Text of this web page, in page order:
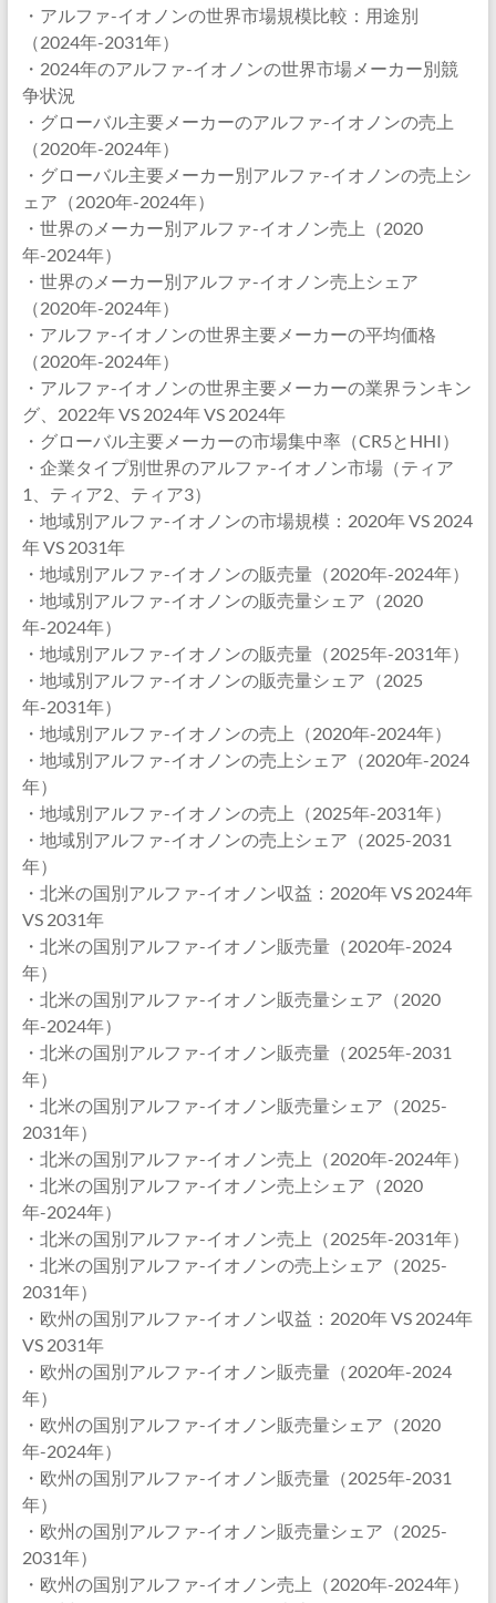
・アルファ-イオノンの世界市場規模比較：用途別
（2024年-2031年）
・2024年のアルファ-イオノンの世界市場メーカー別競
争状況
・グローバル主要メーカーのアルファ-イオノンの売上
（2020年-2024年）
・グローバル主要メーカー別アルファ-イオノンの売上シ
ェア（2020年-2024年）
・世界のメーカー別アルファ-イオノン売上（2020
年-2024年）
・世界のメーカー別アルファ-イオノン売上シェア
（2020年-2024年）
・アルファ-イオノンの世界主要メーカーの平均価格
（2020年-2024年）
・アルファ-イオノンの世界主要メーカーの業界ランキン
グ、2022年 VS 2024年 VS 2024年
・グローバル主要メーカーの市場集中率（CR5とHHI）
・企業タイプ別世界のアルファ-イオノン市場（ティア
1、ティア2、ティア3）
・地域別アルファ-イオノンの市場規模：2020年 VS 2024
年 VS 2031年
・地域別アルファ-イオノンの販売量（2020年-2024年）
・地域別アルファ-イオノンの販売量シェア（2020
年-2024年）
・地域別アルファ-イオノンの販売量（2025年-2031年）
・地域別アルファ-イオノンの販売量シェア（2025
年-2031年）
・地域別アルファ-イオノンの売上（2020年-2024年）
・地域別アルファ-イオノンの売上シェア（2020年-2024
年）
・地域別アルファ-イオノンの売上（2025年-2031年）
・地域別アルファ-イオノンの売上シェア（2025-2031
年）
・北米の国別アルファ-イオノン収益：2020年 VS 2024年
VS 2031年
・北米の国別アルファ-イオノン販売量（2020年-2024
年）
・北米の国別アルファ-イオノン販売量シェア（2020
年-2024年）
・北米の国別アルファ-イオノン販売量（2025年-2031
年）
・北米の国別アルファ-イオノン販売量シェア（2025-
2031年）
・北米の国別アルファ-イオノン売上（2020年-2024年）
・北米の国別アルファ-イオノン売上シェア（2020
年-2024年）
・北米の国別アルファ-イオノン売上（2025年-2031年）
・北米の国別アルファ-イオノンの売上シェア（2025-
2031年）
・欧州の国別アルファ-イオノン収益：2020年 VS 2024年
VS 2031年
・欧州の国別アルファ-イオノン販売量（2020年-2024
年）
・欧州の国別アルファ-イオノン販売量シェア（2020
年-2024年）
・欧州の国別アルファ-イオノン販売量（2025年-2031
年）
・欧州の国別アルファ-イオノン販売量シェア（2025-
2031年）
・欧州の国別アルファ-イオノン売上（2020年-2024年）